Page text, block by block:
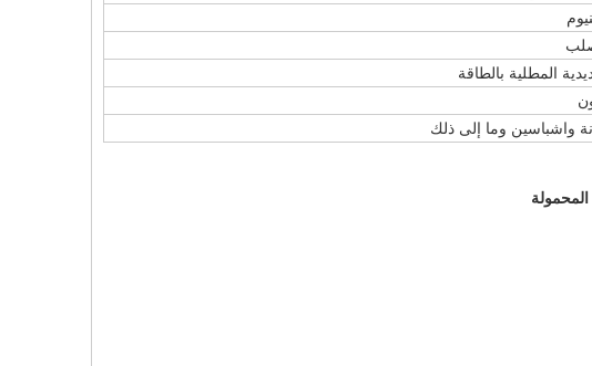
المطلية بالطاقة
واشباسين وما إلى ذلك